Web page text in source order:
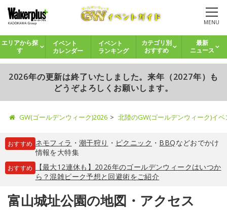
MENU
エリアから探
す
イベント
カレンダー
イベント
ランキング
カテゴリ別
おすすめ
最新
ニュース
2026年の更新は終了いたしました。来年（2027年）も
どうぞよろしくお願いします。
GW(ゴールデンウィーク)2026 北陸のGW(ゴールデンウィーク)イ
おすすめ ネモフィラ ・ 潮干狩り ・ ピクニック ・ BBQなどおでかけ
情報を大特集
おすすめ
【最大12連休も】2026年のゴールデンウィークはいつか
ら？混雑ピーク予想と回避術をご紹介
富山城址公園の地図・アクセス